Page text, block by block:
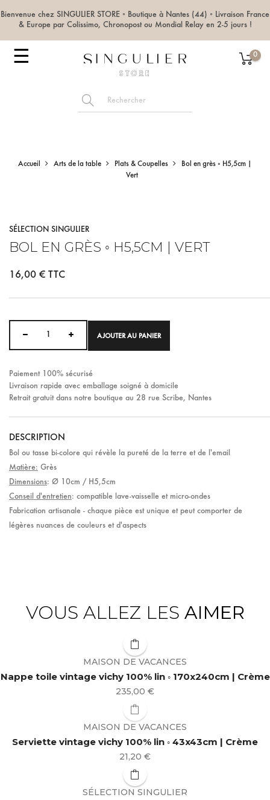
Bienvenue chez SINGULIER STORE ◦ Boutique à Nantes (44) ◦ Livraison France
& Europe par Colissimo, Chronopost ou Mondial Relay en 2-5 jours !
0
Basculer
navigation
☰
Accueil Arts de la table Plats & Coupelles
Bol en grès ◦ H5,5cm |
Vert
SÉLECTION SINGULIER
BOL EN GRÈS ◦ H5,5CM | VERT
16,00 € TTC
AJOUTER AU PANIER
Paiement 100% sécurisé
Livraison rapide avec emballage soigné à domicile
Retrait gratuit dans notre boutique au 28 rue Scribe, Nantes
DESCRIPTION
Bol ou tasse bi-colore qui révèle la pureté de la terre et de l'email
Matière: Grès
Dimensions: Ø 10cm / H5,5cm
Conseil d'entretien: compatible lave-vaisselle et micro-ondes
Fabrication artisanale - chaque pièce est unique et peut comporter de
légères nuances de couleurs et d'aspects
VOUS ALLEZ LES AIMER
MAISON DE VACANCES
Nappe toile vintage vichy 100% lin ◦ 170x240cm | Crème
Prix
235,00 €
MAISON DE VACANCES
Serviette vintage vichy 100% lin ◦ 43x43cm | Crème
Prix
21,20 €
SÉLECTION SINGULIER